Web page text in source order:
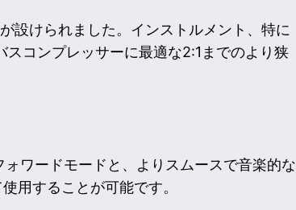
設けられました。インストルメント、特に
コンプレッサーに最適な2:1までのより狭
ワードモードと、よりスムースで音楽的な
用することが可能です。